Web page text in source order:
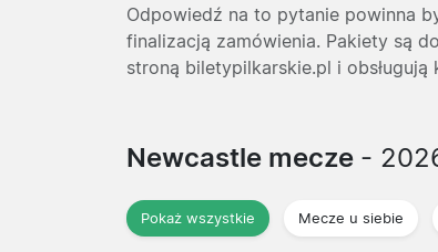
Odpowiedź na to pytanie powinna
finalizacją zamówienia. Pakiety są
stroną biletypilkarskie.pl i
Newcastle mecze -
Pokaż wszystkie Mecze u siebie